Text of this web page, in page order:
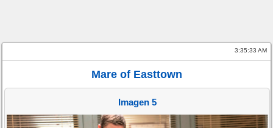
3:35:33 AM
Mare of Easttown
Imagen 5